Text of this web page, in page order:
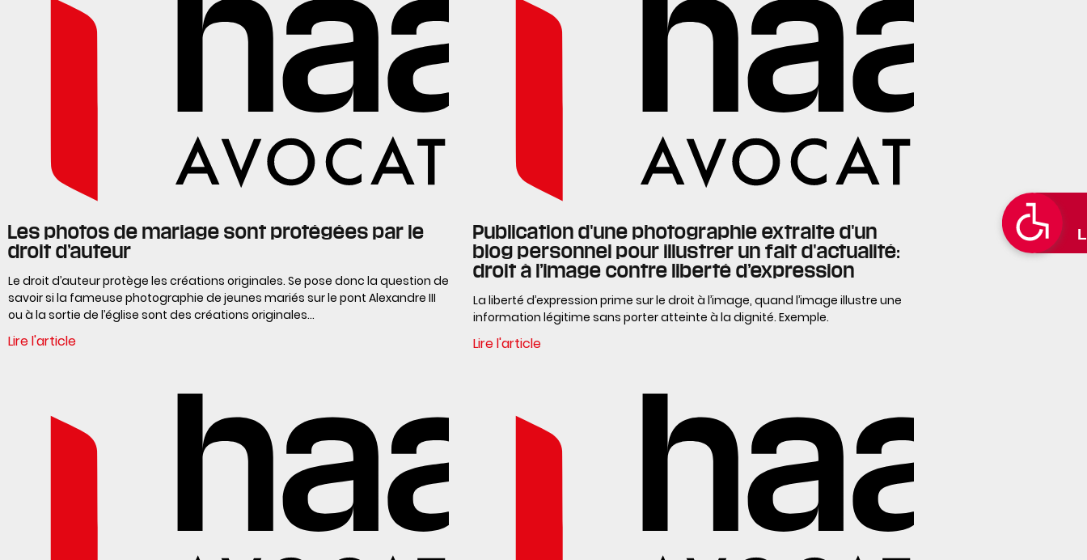
Les photos de mariage sont protégées par le
droit d’auteur
Le droit d’auteur protège les créations originales. Se pose donc la question de
savoir si la fameuse photographie de jeunes mariés sur le pont Alexandre III
ou à la sortie de l’église sont des créations originales…
Lire l'article
Publication d'une photographie extraite d'un
blog personnel pour illustrer un fait d'actualité:
droit à l’image contre liberté d’expression
La liberté d’expression prime sur le droit à l’image, quand l’image illustre une
information légitime sans porter atteinte à la dignité. Exemple.
Lire l'article